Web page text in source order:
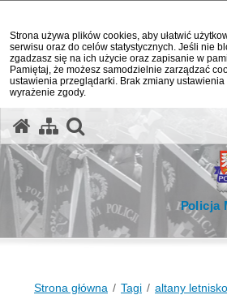
Strona używa plików cookies, aby ułatwić
serwisu oraz do celów statystycznych. Jeśli nie
zgadzasz się na ich użycie oraz zapisanie w
Pamiętaj, że możesz samodzielnie zarządzać
ustawienia przeglądarki. Brak zmiany
wyrażenie zgody.
Policja
Strona główna Tagi altany